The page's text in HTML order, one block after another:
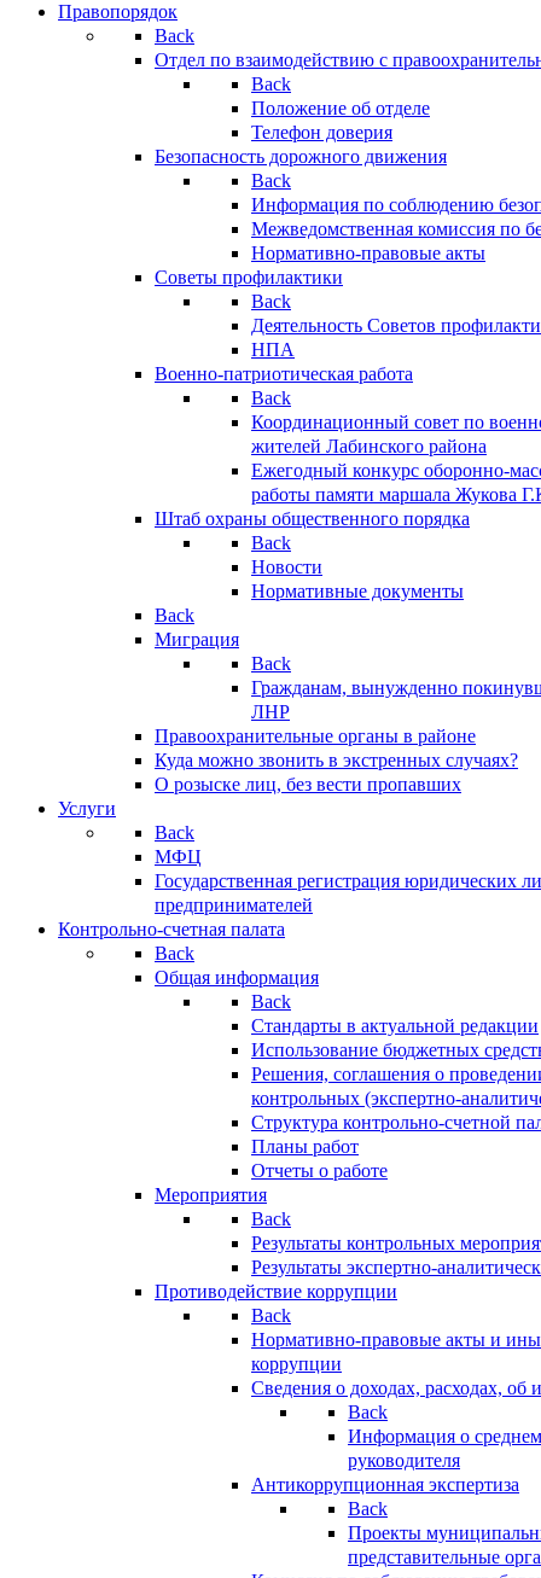
Правопорядок
Back
Отдел по взаимодействию с
Back
Положение об отделе
Телефон доверия
Безопасность дорожного движения
Back
Информация по соблюдению
Межведомственная комиссия по
Нормативно-правовые акты
Советы профилактики
Back
Деятельность Советов
НПА
Военно-патриотическая работа
Back
Координационный совет по
жителей Лабинского района
Ежегодный конкурс оборонно-
работы памяти маршала Жукова
Штаб охраны общественного порядка
Back
Новости
Нормативные документы
Back
Миграция
Back
Гражданам, вынужденно
ЛНР
Правоохранительные органы в районе
Куда можно звонить в экстренных случаях?
О розыске лиц, без вести пропавших
Услуги
Back
МФЦ
Государственная регистрация юридических
предпринимателей
Контрольно-счетная палата
Back
Общая информация
Back
Стандарты в актуальной редакции
Использование бюджетных
Решения, соглашения о
контрольных (экспертно-
Структура контрольно-счетной
Планы работ
Отчеты о работе
Мероприятия
Back
Результаты контрольных
Результаты экспертно-
Противодействие коррупции
Back
Нормативно-правовые акты и
коррупции
Сведения о доходах, расходах, об
Back
Информация о
руководителя
Антикоррупционная экспертиза
Back
Проекты
представительные